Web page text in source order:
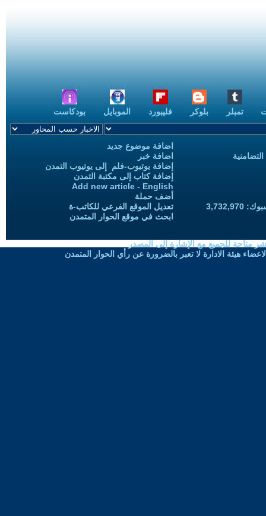
تمبلر بلوكر فليبورد الموبايل بودكاست
اضافة موضوع جديد
اضافة خبر
إضافة يوتيوب-فلم إلى يوتيوب التمدن
إضافة كتاب إلى مكتبة التمدن
Add new article - English
أضف حملة
تعديل الموقع الفرعي للكاتب-ة
ابحث في موقع الحوار المتمدن
متاحة للجميع مع الإشارة إلى المصدر
هيئة الادارة لا تعبر بالضرورة عن رأي الحوار المتمدن